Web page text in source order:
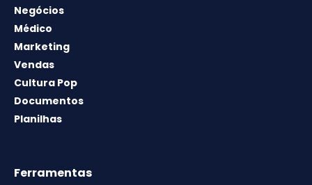
Negócios
Médico
Marketing
Vendas
Cultura Pop
Documentos
Planilhas
Ferramentas